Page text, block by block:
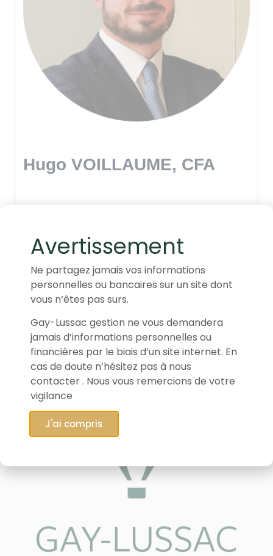
Hugo VOILLAUME, CFA
Avertissement
Ne partagez jamais vos informations
personnelles ou bancaires sur un site dont
vous n’êtes pas surs.
Gay-Lussac gestion ne vous demandera
jamais d’informations personnelles ou
financières par le biais d’un site internet. En
cas de doute n’hésitez pas à nous
contacter . Nous vous remercions de votre
vigilance
J'ai compris